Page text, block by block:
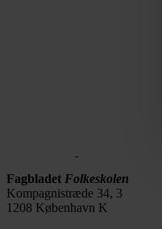
Fagbladet Folkeskolen
Kompagnistræde 34, 3
1208 København K